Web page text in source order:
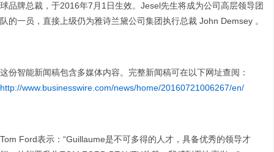
球品牌总裁，于2016年7月1日生效。Jesel先生将成为公司高层领导团
队的一员，直接上级仍为雅诗兰黛公司集团执行总裁 John Demsey 。
这份智能新闻稿包含多媒体内容。完整新闻稿可在以下网址查阅：
http://www.businesswire.com/news/home/20160721006267/en/
Tom Ford表示：“Guillaume是不可多得的人才，具备优秀的领导才